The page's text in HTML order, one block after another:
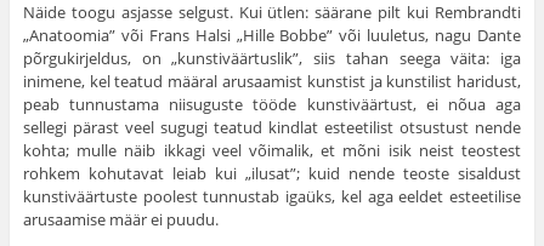
Näide toogu asjasse selgust. Kui ütlen: säärane pilt kui Rembrandti
„Anatoomia” või Frans Halsi „Hille Bobbe” või luuletus, nagu Dante
põrgukirjeldus, on „kunstiväärtuslik”, siis tahan seega väita: iga
inimene, kel teatud määral aru­saamist kunstist ja kunstilist haridust,
peab tunnustama nii­suguste tööde kunstiväärtust, ei nõua aga
sellegi pärast veel sugugi teatud kindlat esteetilist otsustust nende
kohta; mulle näib ikkagi veel võimalik, et mõni isik neist teostest
rohkem kohutavat leiab kui „ilusat”; kuid nende teoste sisaldust
kunstiväärtuste poolest tunnustab igaüks, kel aga eeldet esteetilise
arusaamise määr ei puudu.